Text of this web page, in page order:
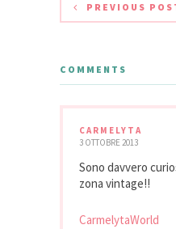
PREVIOUS
COMMENTS
CARMELYTA
3 OTTOBRE 2013
Sono davvero
zona vintage!!
CarmelytaWorld